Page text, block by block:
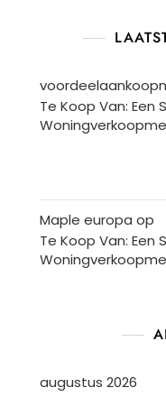
Te Koop Van: Een
Maple europa op
Te Koop Van: Een
augustus 2026